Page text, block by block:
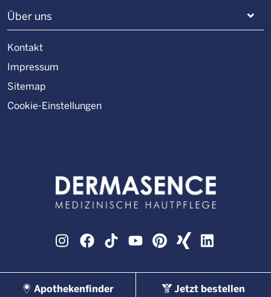
Apothekenfinder Jetzt bestellen
Über uns
Kontakt
Impressum
Sitemap
Cookie-Einstellungen
© DERMASENCE 2026